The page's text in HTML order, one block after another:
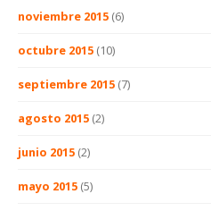
noviembre 2015 (6)
octubre 2015 (10)
septiembre 2015 (7)
agosto 2015 (2)
junio 2015 (2)
mayo 2015 (5)